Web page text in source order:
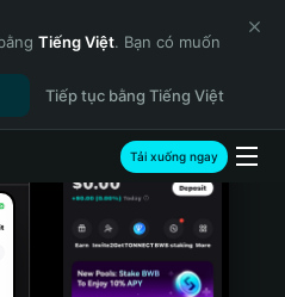
Tiếng Việt. Bạn có muốn
Tiếp tục bằng Tiếng Việt
Tải xuống ngay